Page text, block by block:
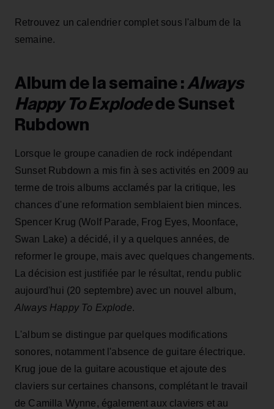
Retrouvez un calendrier complet sous l'album de la
semaine.
Album de la semaine : Always
Happy To Explodede Sunset
Rubdown
Lorsque le groupe canadien de rock indépendant
Sunset Rubdown a mis fin à ses activités en 2009 au
terme de trois albums acclamés par la critique, les
chances d'une reformation semblaient bien minces.
Spencer Krug (Wolf Parade, Frog Eyes, Moonface,
Swan Lake) a décidé, il y a quelques années, de
reformer le groupe, mais avec quelques changements.
La décision est justifiée par le résultat, rendu public
aujourd'hui (20 septembre) avec un nouvel album,
Always Happy To Explode.
L'album se distingue par quelques modifications
sonores, notamment l'absence de guitare électrique.
Krug joue de la guitare acoustique et ajoute des
claviers sur certaines chansons, complétant le travail
de Camilla Wynne, également aux claviers et au